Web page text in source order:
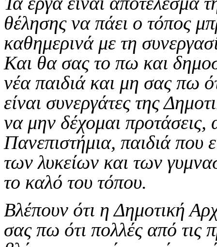
θέλησης να πάει ο τόπος
καθημερινά με τη
Και θα σας το πω και
νέα παιδιά και μη σας πω
είναι συνεργάτες της
να μην δέχομαι προτάσεις,
Πανεπιστήμια, παιδιά που
των λυκείων και των
το καλό του τόπου.
Βλέπουν ότι η Δημοτική
σας πω ότι πολλές από τις